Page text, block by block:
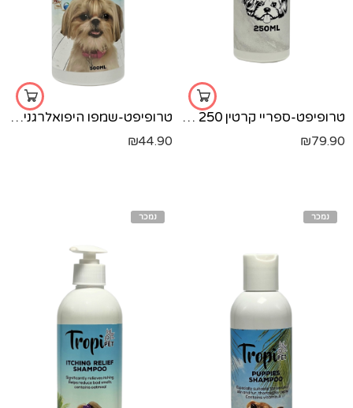
טרופיפט-ספריי קרטין 250 מל'
₪79.90
טרופיפט-שמפו היפואלרגני-500 מל'
₪44.90
נמכר נמכר